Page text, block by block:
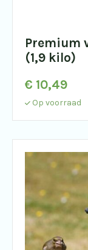
Premium
(1,9 kilo)
€ 10,49
Op voorraad